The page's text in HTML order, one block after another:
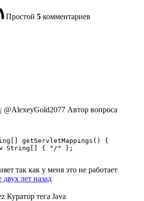
Простой 5 комментариев
@AlexeyGold2077 Автор вопроса
getServletMappings() {
String[] { "/" };
так как у меня это не работает
двух лет назад
Куратор тега Java